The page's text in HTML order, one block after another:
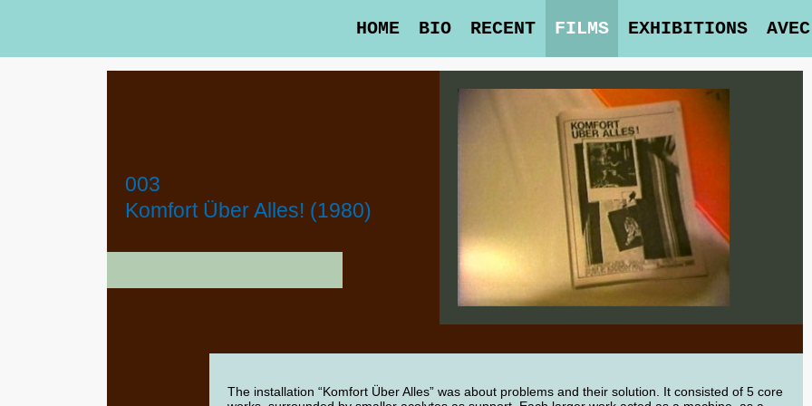
HOME BIO RECENT FILMS EXHIBITIONS
003
Komfort Über Alles! (1980)
The installation “Komfort Über Alles” was about problems and their solution. It consisted of 5 core